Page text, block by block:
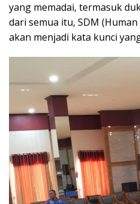
yang memadai, termasuk
dari semua itu, SDM
akan menjadi kata kunci